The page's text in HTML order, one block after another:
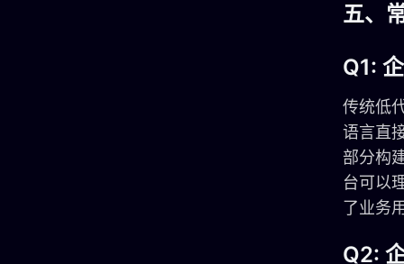
五、
Q1:
传统低
语言直
部分构
台可以
了业务
Q2: